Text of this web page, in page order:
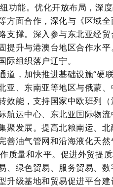
功能。优化开放布局，深
方面合作，深化与《区域
支撑。深入参与东北亚经
提升与港澳台地区合作水
际组织落户辽宁。
道，加快推进基础设施“硬
亚、东南亚等地区与俄蒙
效能，支持国家中欧班列
航运中心、东北亚国际物
聚发展。提高北粮南运、
善油气管网和沿海液化天
质量和水平。促进外贸提
、绿色贸易、服务贸易、
升级基地和贸易促进平台